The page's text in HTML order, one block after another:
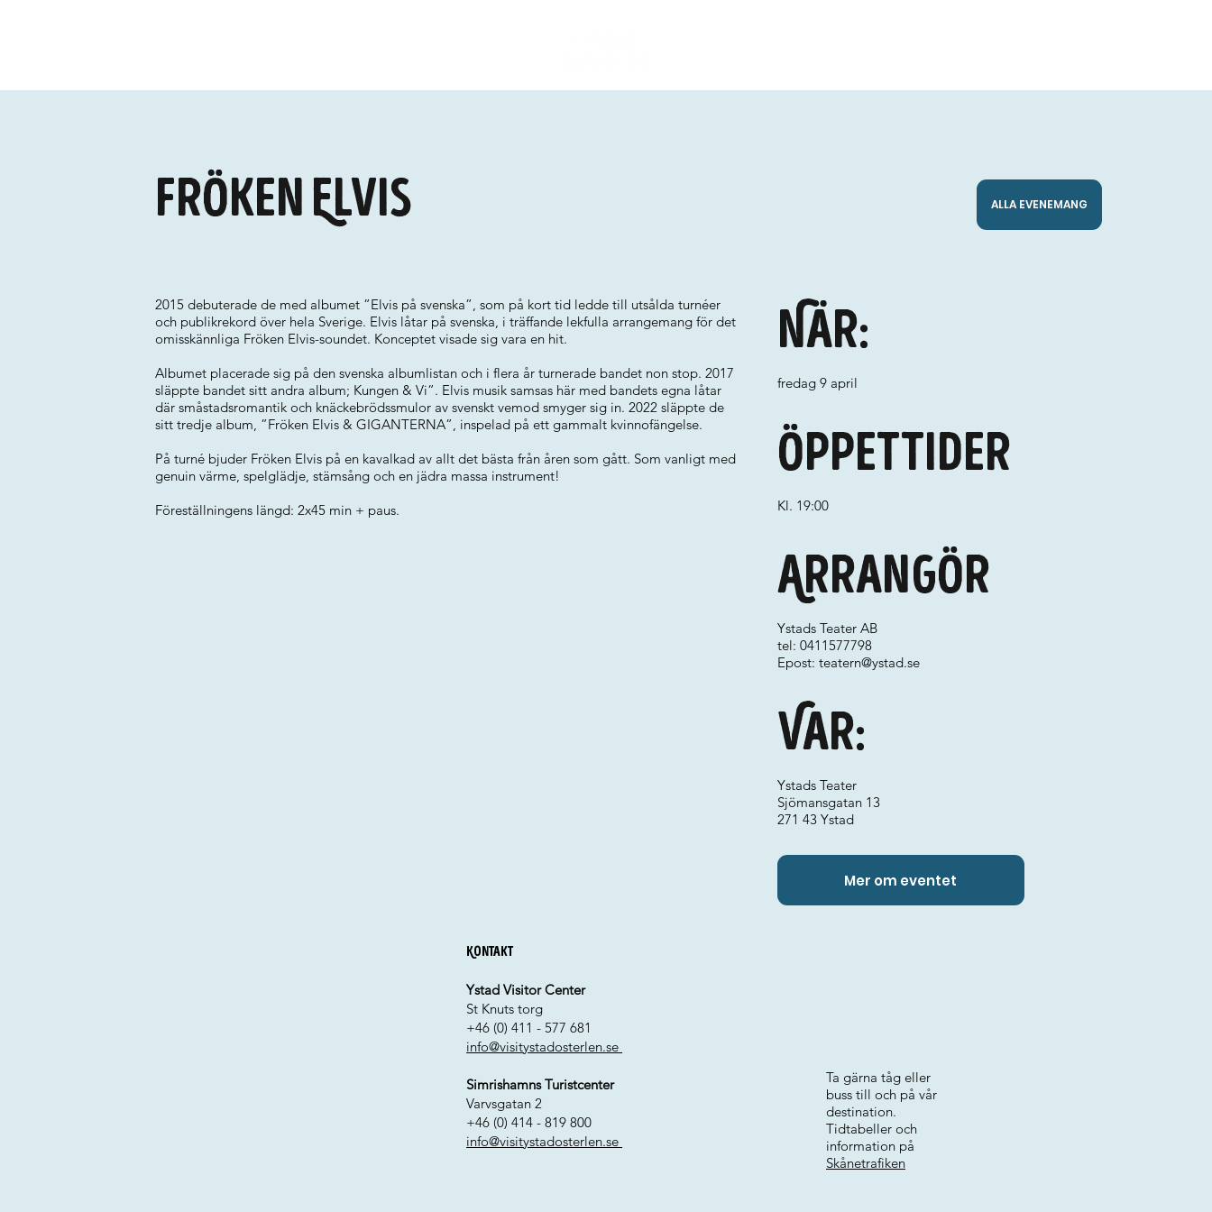
Fröken Elvis ALLA EVENEMANG
2015 debuterade de med albumet ”Elvis på svenska”, som på kort tid ledde till utsålda turnéer
och publikrekord över hela Sverige. Elvis låtar på svenska, i träffande lekfulla arrangemang för det
omisskännliga Fröken Elvis-soundet. Konceptet visade sig vara en hit.
Albumet placerade sig på den svenska albumlistan och i flera år turnerade bandet non stop. 2017
släppte bandet sitt andra album; Kungen & Vi”. Elvis musik samsas här med bandets egna låtar
där småstadsromantik och knäckebrödssmulor av svenskt vemod smyger sig in. 2022 släppte de
sitt tredje album, ”Fröken Elvis & GIGANTERNA”, inspelad på ett gammalt kvinnofängelse.
På turné bjuder Fröken Elvis på en kavalkad av allt det bästa från åren som gått. Som vanligt med
genuin värme, spelglädje, stämsång och en jädra massa instrument!
Föreställningens längd: 2x45 min + paus.
När:
fredag 9 april
Var:
Arrangör
Ystads Teater AB
tel: 0411577798
Epost: teatern@ystad.se
Ystads Teater
Sjömansgatan 13
271 43 Ystad
Öppettider
Kl. 19:00
Mer om eventet
Kontakt
Ystad Visitor Center
St Knuts torg
+46 (0) 411 - 577 681
info@visitystadosterlen.se
Simrishamns Turistcenter
Varvsgatan 2
+46 (0) 414 - 819 800
info@visitystadosterlen.se
Ta gärna tåg eller
buss till och på vår
destination.
Tidtabeller och
information på
Skånetrafiken